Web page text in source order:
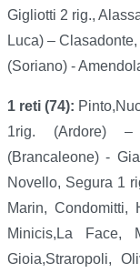
Gigliotti 2 rig.,
Luca) –
(Soriano) -
1 reti (74):
1rig. (Ardore) –
(Brancaleone) -
Novello, Segura 1
Marin, Condomitti,
Minicis,La Face,
Gioia,Straropoli,